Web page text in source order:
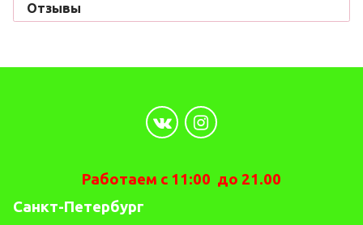
Отзывы
Работаем с 11:00 до 21.00
Санкт-Петербург